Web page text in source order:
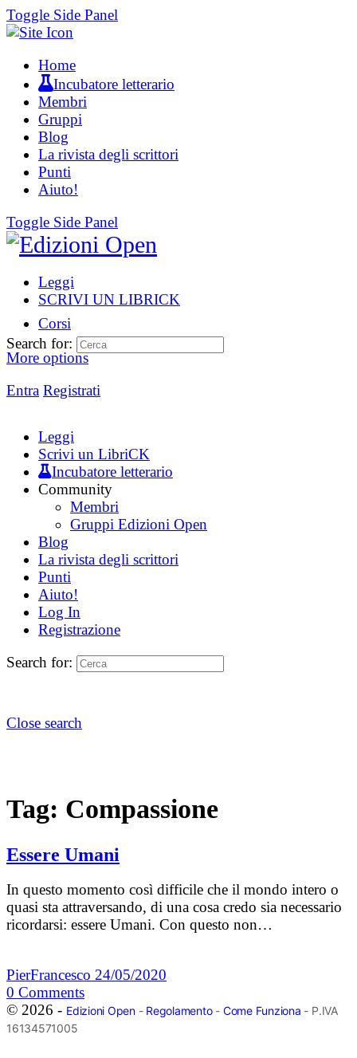
Toggle Side Panel
Home
Incubatore letterario
Membri
Gruppi
Blog
La rivista degli scrittori
Punti
Aiuto!
Toggle Side Panel
Leggi
SCRIVI UN LIBRICK
Corsi
More options
Entra Registrati
Search for:
Leggi
Scrivi un LibriCK
Incubatore letterario
Community
Membri
Gruppi Edizioni Open
Blog
La rivista degli scrittori
Punti
Aiuto!
Log In
Registrazione
Search for:
Close search
Tag: Compassione
Essere Umani
In questo momento così difficile che il mondo intero o
quasi sta attraversando, di una cosa credo sia necessario
ricordarsi: essere Umani. Con questo non…
PierFrancesco 24/05/2020
0 Comments
© 2026 - Edizioni Open- Regolamento- Come Funziona - P.IVA
16134571005